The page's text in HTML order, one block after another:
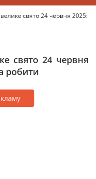
велике свято 24 червня 2025:
свято 24 червня
робити